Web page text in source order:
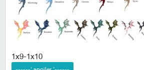
1x9-1x10